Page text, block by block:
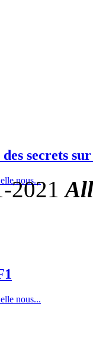
secrets
nous...
nous...
2021